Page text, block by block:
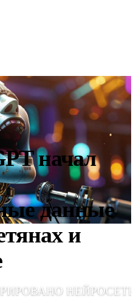
начал
данные
и